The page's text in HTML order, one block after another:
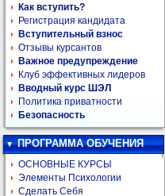
Как вступить?
Регистрация кандидата
Вступительный взнос
Отзывы курсантов
Важное предупреждение
Клуб эффективных лидеров
Вводный курс ШЭЛ
Политика приватности
Безопасность
ПРОГРАММА ОБУЧЕНИЯ
ОСНОВНЫЕ КУРСЫ
Элементы Психологии
Сделать Себя